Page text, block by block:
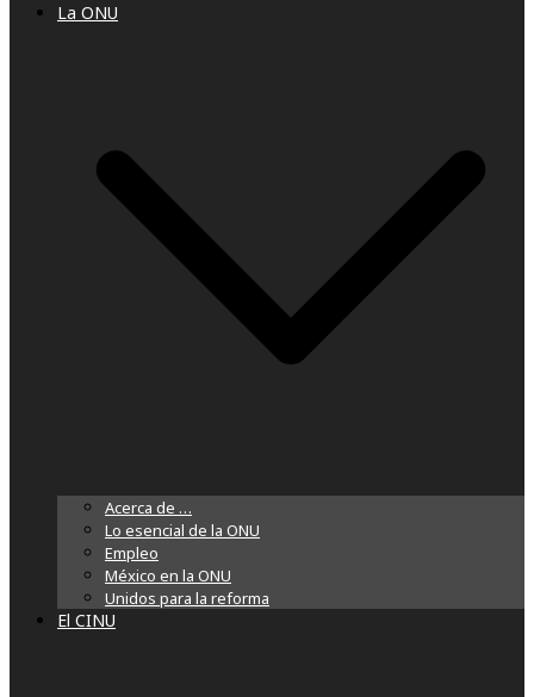
La ONU
Acerca de …
Lo esencial de la ONU
Empleo
México en la ONU
Unidos para la reforma
El CINU